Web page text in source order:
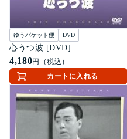
ゆうパケット便 DVD
心うつ波 [DVD]
4,180円（税込）
カートに入れる